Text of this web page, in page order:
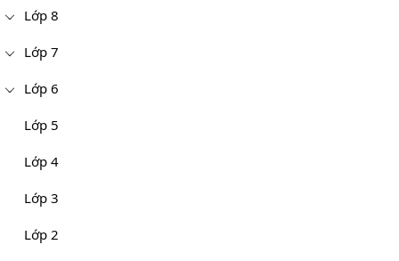
Lớp 8
Lớp 7
Lớp 6
Lớp 5
Lớp 4
Lớp 3
Lớp 2